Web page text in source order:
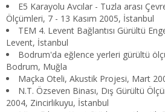
E5 Karayolu Avcılar - Tuzla arası
Ölçümleri, 7 - 13 Kasım 2005, İstanbul
TEM 4. Levent Bağlantısı Gürültü
Levent, İstanbul
Bodrum'da eğlence yerleri gürültü
Bodrum, Muğla
Maçka Oteli, Akustik Projesi, Mart
N.T. Özseven Binası, Dış Gürültü
2004, Zincirlikuyu, İstanbul